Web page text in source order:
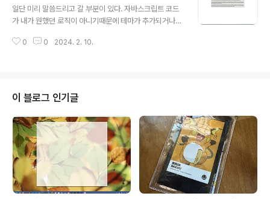
실시간 시계는 죄다 함수 때려박은거라 아예 코드를 엎어
야 할 수준이더라… 였는데 결국 해결 봤다. const curre
e"); const earthBranch = document.queryS..
일단 미리 말씀드리고 갈 부분이 있다. 자바스크립트 코드
가 내가 원했던 로직이 아니기때문에 테마가 추가되거나
어떻게 깔끔하게 해야 할 지 모르겠다. 이건 나중에 방법 찾
쓰는 태그인데, label for=""에 라디오버튼이나 체크박스
의 아이디를 넣으면 꼭 그 라디오버튼이나 체크박스를 정
확하게 클릭하지 않더라도(글자를 눌러도) 선택이 되게끔
해 주는 매우 편한 태그다. 특히 화면이 작은 모바일에서 말
이지. 이게 기본 테마. 글자색은 아이보리 블랙이다. .vand
yke { color..
0 0 2024. 2. 10.
이 블로그 인기글